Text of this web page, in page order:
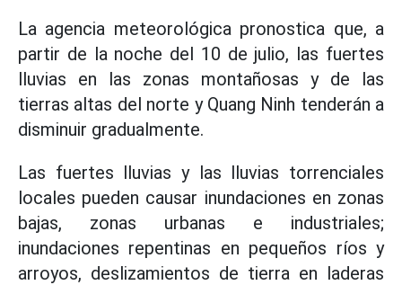
La agencia meteorológica pronostica que, a
partir de la noche del 10 de julio, las fuertes
lluvias en las zonas montañosas y de las
tierras altas del norte y Quang Ninh tenderán a
disminuir gradualmente.
Las fuertes lluvias y las lluvias torrenciales
locales pueden causar inundaciones en zonas
bajas, zonas urbanas e industriales;
inundaciones repentinas en pequeños ríos y
arroyos, deslizamientos de tierra en laderas